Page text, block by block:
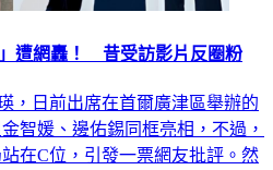
遭網轟！ 昔受訪影片反圈粉
，日前出席在首爾廣津區舉辦的
智媛、邊佑錫同框亮相，不過，
在C位，引發一票網友批評。然